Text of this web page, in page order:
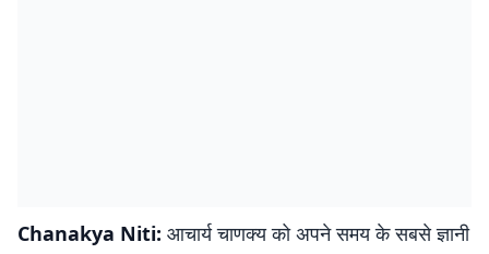
Chanakya Niti: आचार्य चाणक्य को अपने समय के सबसे ज्ञानी